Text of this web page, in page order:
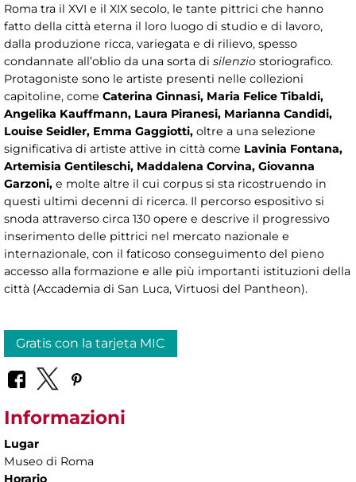
Roma tra il XVI e il XIX secolo, le tante pittrici che hanno
fatto della città eterna il loro luogo di studio e di lavoro,
dalla produzione ricca, variegata e di rilievo, spesso
condannate all’oblio da una sorta di silenzio storiografico.
Protagoniste sono le artiste presenti nelle collezioni
capitoline, come Caterina Ginnasi, Maria Felice Tibaldi,
Angelika Kauffmann, Laura Piranesi, Marianna Candidi,
Louise Seidler, Emma Gaggiotti, oltre a una selezione
significativa di artiste attive in città come Lavinia Fontana,
Artemisia Gentileschi, Maddalena Corvina, Giovanna
Garzoni, e molte altre il cui corpus si sta ricostruendo in
questi ultimi decenni di ricerca. Il percorso espositivo si
snoda attraverso circa 130 opere e descrive il progressivo
inserimento delle pittrici nel mercato nazionale e
internazionale, con il faticoso conseguimento del pieno
accesso alla formazione e alle più importanti istituzioni della
città (Accademia di San Luca, Virtuosi del Pantheon).
Gratis con la tarjeta MIC
Informazioni
Lugar
Museo di Roma
Horario